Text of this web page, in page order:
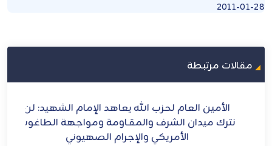
2011-01-28
مقالات مرتبطة
الأمين العام لحزب الله يعاهد الإمام الشهيد: لن
نترك ميدان الشرف والمقـاومة ومواجهة الطاغوت
الأمريكي والإجرام الصهيوني